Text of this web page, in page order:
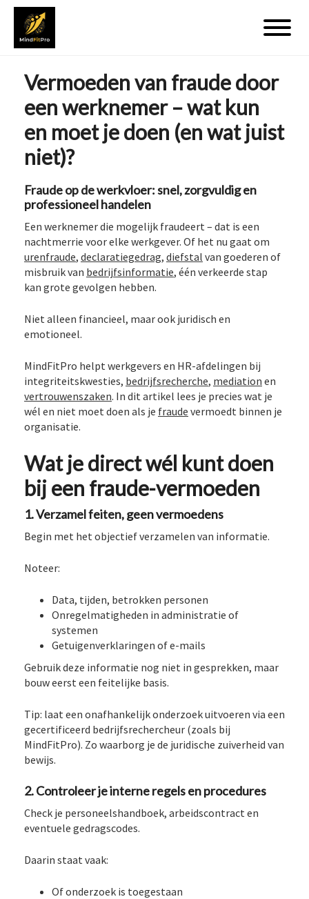
Vermoeden van fraude door
een werknemer – wat kun
en moet je doen (en wat juist
niet)?
Fraude op de werkvloer: snel, zorgvuldig en
professioneel handelen
Een werknemer die mogelijk fraudeert – dat is een
nachtmerrie voor elke werkgever. Of het nu gaat om
urenfraude, declaratiegedrag, diefstal van goederen of
misbruik van bedrijfsinformatie, één verkeerde stap
kan grote gevolgen hebben.
Niet alleen financieel, maar ook juridisch en
emotioneel.
MindFitPro helpt werkgevers en HR-afdelingen bij
integriteitskwesties, bedrijfsrecherche, mediation en
vertrouwenszaken. In dit artikel lees je precies wat je
wél en niet moet doen als je fraude vermoedt binnen je
organisatie.
Wat je direct wél kunt doen
bij een fraude-vermoeden
1. Verzamel feiten, geen vermoedens
Begin met het objectief verzamelen van informatie.
Noteer:
Data, tijden, betrokken personen
Onregelmatigheden in administratie of
systemen
Getuigenverklaringen of e-mails
Gebruik deze informatie nog niet in gesprekken, maar
bouw eerst een feitelijke basis.
Tip: laat een onafhankelijk onderzoek uitvoeren via een
gecertificeerd bedrijfsrechercheur (zoals bij
MindFitPro). Zo waarborg je de juridische zuiverheid van
bewijs.
2. Controleer je interne regels en procedures
Check je personeelshandboek, arbeidscontract en
eventuele gedragscodes.
Daarin staat vaak:
Of onderzoek is toegestaan